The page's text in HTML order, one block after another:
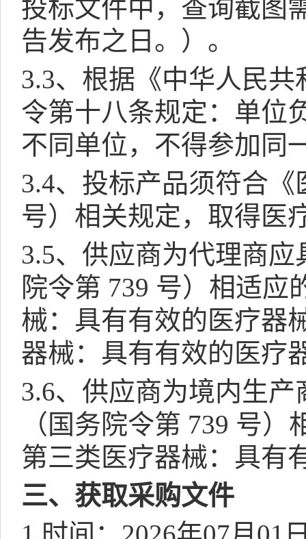
投标文件中，查询截图
告发布之日。）。
3.3、根据《中华人民
令第十八条规定：单位
不同单位，不得参加同
3.4、投标产品须符合
号）相关规定，取得医
3.5、供应商为代理商
院令第 739 号）相适应
械：具有有效的医疗器
器械：具有有效的医疗
3.6、供应商为境内生
（国务院令第 739 号）
第三类医疗器械：具有
三、获取采购文件